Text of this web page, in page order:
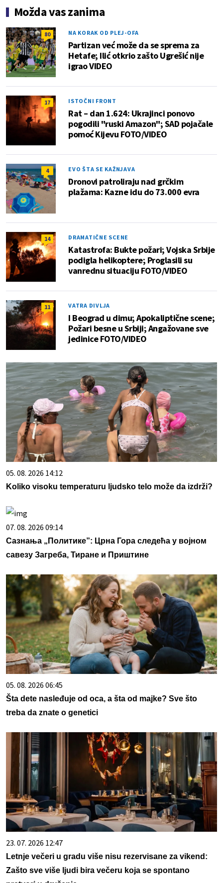
Možda vas zanima
80 NA KORAK OD PLEJ-OFA
Partizan već može da se sprema za
Hetafe; Ilić otkrio zašto Ugrešić nije
igrao VIDEO
17 ISTOČNI FRONT
Rat – dan 1.624: Ukrajinci ponovo
pogodili "ruski Amazon"; SAD pojačale
pomoć Kijevu FOTO/VIDEO
4 EVO ŠTA SE KAŽNJAVA
Dronovi patroliraju nad grčkim
plažama: Kazne idu do 73.000 evra
14 DRAMATIČNE SCENE
Katastrofa: Bukte požari; Vojska Srbije
podigla helikoptere; Proglasili su
vanrednu situaciju FOTO/VIDEO
11 VATRA DIVLJA
I Beograd u dimu; Apokaliptične scene;
Požari besne u Srbiji; Angažovane sve
jedinice FOTO/VIDEO
05. 08. 2026 14:12
Koliko visoku temperaturu ljudsko telo može da izdrži?
07. 08. 2026 09:14
Сазнања „Политике”: Црна Гора следећа у војном
савезу Загреба, Тиране и Приштине
05. 08. 2026 06:45
Šta dete nasleđuje od oca, a šta od majke? Sve što
treba da znate o genetici
23. 07. 2026 12:47
Letnje večeri u gradu više nisu rezervisane za vikend:
Zašto sve više ljudi bira večeru koja se spontano